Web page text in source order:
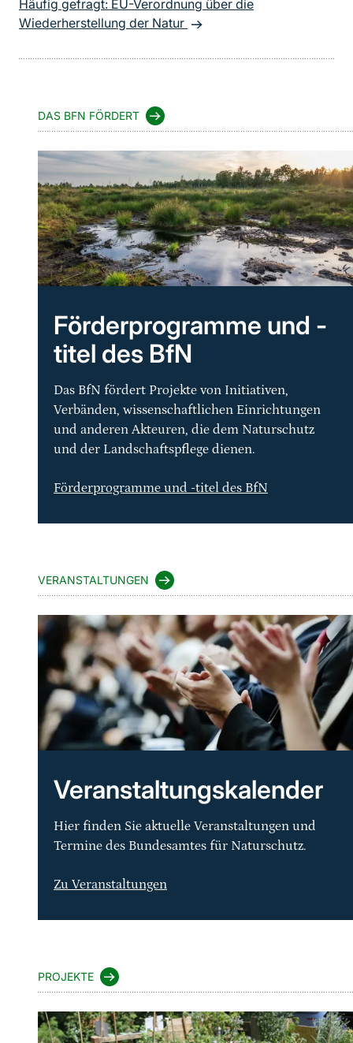
Häufig gefragt: EU-Verordnung über die
Wiederherstellung der Natur
DAS BFN FÖRDERT
Förderprogramme und -
titel des BfN
Das BfN fördert Projekte von Initiativen,
Verbänden, wissenschaftlichen Einrichtungen
und anderen Akteuren, die dem Naturschutz
und der Landschaftspflege dienen.
Förderprogramme und -titel des BfN
VERANSTALTUNGEN
Veranstaltungskalender
Hier finden Sie aktuelle Veranstaltungen und
Termine des Bundesamtes für Naturschutz.
Zu Veranstaltungen
PROJEKTE